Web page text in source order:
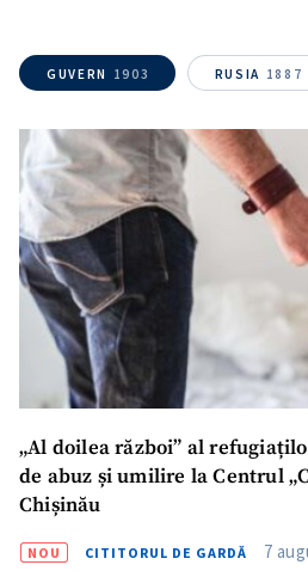
GUVERN 1903 RUSIA 1887
„Al doilea război” al
de abuz și umilire la Centrul
Chișinău
NOU CITITORUL DE GARDĂ 7
Mesajul știrei
+ Mesajul știrei
CONTACT SURSĂ
Sursă anonimă
Nume + Numele meu
Email+ Emailul meu
Telefon
+ Telefon personal
acord cu politica de